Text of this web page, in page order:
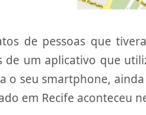
de pessoas que
de um aplicativo que
o seu smartphone,
em Recife aconteceu